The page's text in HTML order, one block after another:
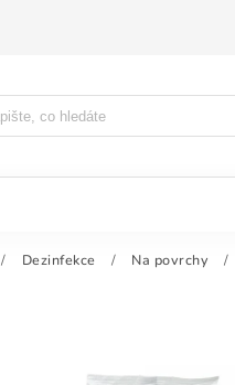
/ Dezinfekce / Na povrchy /